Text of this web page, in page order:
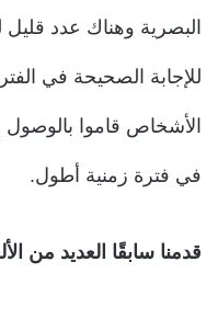
البصرية وهناك عدد قليل
للإجابة الصحيحة في
الأشخاص قاموا بالوصول
في فترة زمنية أطول.
قدمنا سابقًا العديد من